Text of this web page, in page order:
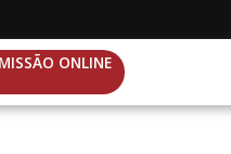
ONLINE